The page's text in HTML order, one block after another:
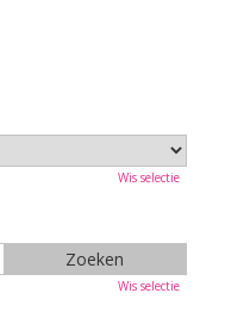
Wis selectie
Wis selectie